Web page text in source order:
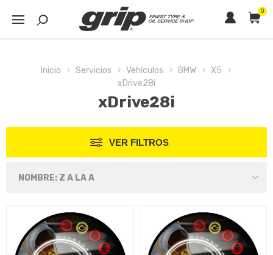
0
Inicio Servicios Vehículos BMW
X5
xDrive28i
xDrive28i
VER FILTROS